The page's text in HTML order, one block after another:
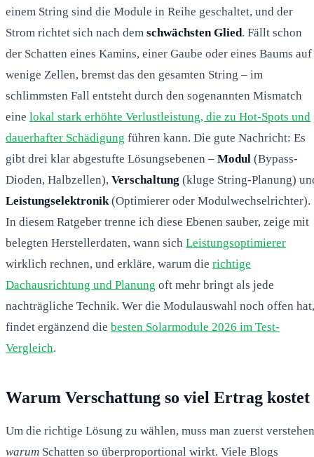
einem String sind die Module in Reihe geschaltet, und der
Strom richtet sich nach dem schwächsten Glied. Fällt schon
der Schatten eines Kamins, einer Gaube oder eines Baums auf
wenige Zellen, bremst das den gesamten String – im
schlimmsten Fall entsteht durch den sogenannten Mismatch
eine lokal stark erhöhte Verlustleistung, die zu Hot-Spots und
dauerhafter Schädigung führen kann. Die gute Nachricht: Es
gibt drei klar abgestufte Lösungsebenen – Modul (Bypass-
Dioden, Halbzellen), Verschaltung (kluge String-Planung)
Leistungselektronik (Optimierer oder Modulwechselrichter).
In diesem Ratgeber trenne ich diese Ebenen sauber, zeige mit
belegten Herstellerdaten, wann sich Leistungsoptimierer
wirklich rechnen, und erkläre, warum die richtige
Dachausrichtung und Planung oft mehr bringt als jede
nachträgliche Technik. Wer die Modulauswahl noch offen hat,
findet ergänzend die besten Solarmodule 2026 im Test-
Vergleich.
Warum Verschattung so viel Ertrag kostet
Um die richtige Lösung zu wählen, muss man zuerst
warum Schatten so überproportional wirkt. Viele Blogs